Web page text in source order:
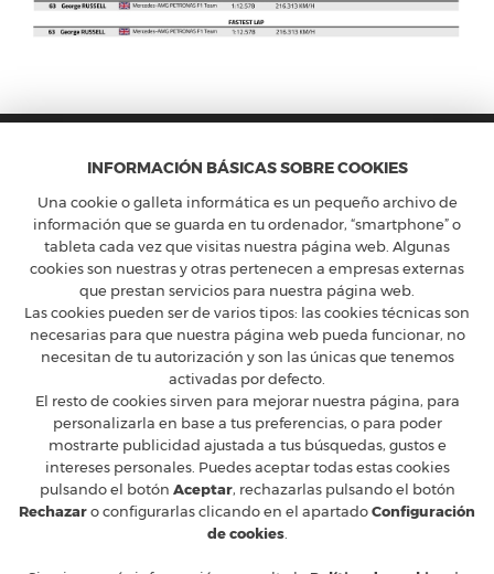
FERRARI CLUB ESPAÑA
Calle Constancia 41, entreplanta - 28002 Madrid
T+34 91 5754160Mferrari@ferrariclubespana.com
HLunes a jueves de 9:00 a 17:30h, viernes de 9:00 a 15:00h.
CLUB FERRARI
EN LAS REDES
FERRARI OFICIAL
MUNDO FERRARI
© 2026 Ferrari Club España
INFORMACIÓN BÁSICAS SOBRE COOKIES
Una cookie o galleta informática es un pequeño archivo de
información que se guarda en tu ordenador, “smartphone” o
tableta cada vez que visitas nuestra página web. Algunas
cookies son nuestras y otras pertenecen a empresas externas
que prestan servicios para nuestra página web.
Las cookies pueden ser de varios tipos: las cookies técnicas son
necesarias para que nuestra página web pueda funcionar, no
necesitan de tu autorización y son las únicas que tenemos
activadas por defecto.
El resto de cookies sirven para mejorar nuestra página, para
personalizarla en base a tus preferencias, o para poder
mostrarte publicidad ajustada a tus búsquedas, gustos e
intereses personales. Puedes aceptar todas estas cookies
pulsando el botón Aceptar, rechazarlas pulsando el botón
Rechazaro configurarlas clicando en el apartadoConfiguración
de cookies.